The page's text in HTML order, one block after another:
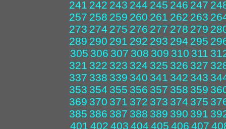
241 242 243 244 245 246 247
257 258 259 260 261 262 263
273 274 275 276 277 278 279
289 290 291 292 293 294 295
305 306 307 308 309 310 311
321 322 323 324 325 326 327
337 338 339 340 341 342 343
353 354 355 356 357 358 359
369 370 371 372 373 374 375
385 386 387 388 389 390 391
401 402 403 404 405 406 407